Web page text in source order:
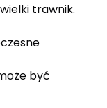
trawnik.
być